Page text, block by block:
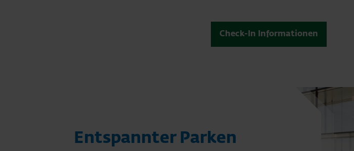
Check-In Informationen
Entspannter Parken